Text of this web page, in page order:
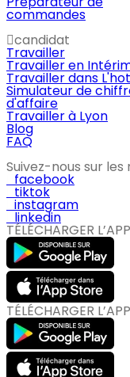
commandes
candidat
Travailler
Travailler en
Travailler dans
Simulateur de
d'affaire
Travailler à Lyon
Blog
FAQ
Suivez-nous sur les
facebook
tiktok
instagram
linkedin
TÉLÉCHARGER
TÉLÉCHARGER